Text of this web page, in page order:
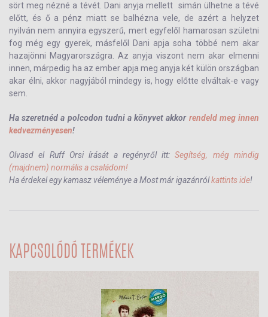
sört meg nézné a tévét. Dani anyja mellett simán ülhetne a tévé
előtt, és ő a pénz miatt se balhézna vele, de azért a helyzet
nyilván nem annyira egyszerű, mert egyfelől hamarosan születni
fog még egy gyerek, másfelől Dani apja soha többé nem akar
hazajönni Magyarországra. Az anyja viszont nem akar elmenni
innen, márpedig ha az ember apja meg anyja két külön országban
akar élni, akkor nagyjából mindegy is, hogy előtte elváltak-e vagy
sem.
Ha szeretnéd a polcodon tudni a könyvet akkor rendeld meg innen
kedvezményesen!
Olvasd el Ruff Orsi írását a regényről itt:Segítség, még mindig
(majdnem) normális a családom!
Ha érdekel egy kamasz véleménye a Most már igazánrólkattints ide!
KAPCSOLÓDÓ TERMÉKEK